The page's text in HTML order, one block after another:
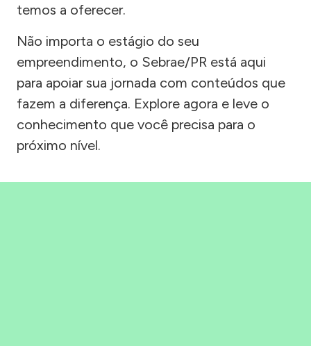
temos a oferecer.
Não importa o estágio do seu
empreendimento, o Sebrae/PR está aqui
para apoiar sua jornada com conteúdos que
fazem a diferença. Explore agora e leve o
conhecimento que você precisa para o
próximo nível.